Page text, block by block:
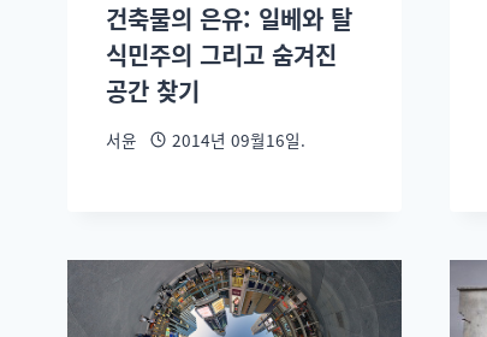
건축물의 은유: 일베와 탈
식민주의 그리고 숨겨진
공간 찾기
서윤 2014년 09월16일.